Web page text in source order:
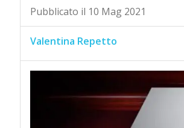
Pubblicato il 10 Mag 2021
Valentina Repetto